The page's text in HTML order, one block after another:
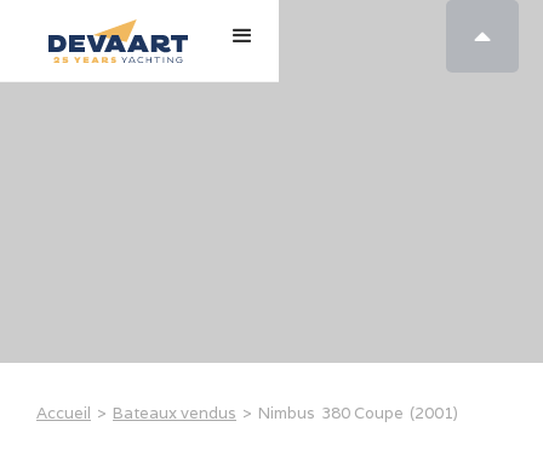

Accueil > Bateaux vendus > Nimbus 380 Coupe (2001)